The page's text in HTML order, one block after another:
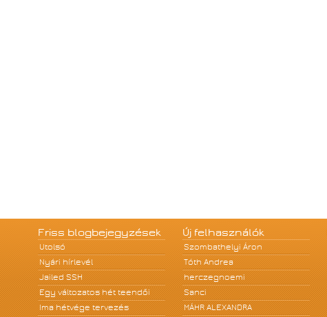
Friss blogbejegyzések
Utolsó
Nyári hírlevél
Jailed SSH
Egy változatos hét teendői
Ima hétvége tervezés
Új felhasználók
Szombathelyi Áron
Tóth Andrea
herczegnoemi
Sanci
MÁHR ALEXANDRA